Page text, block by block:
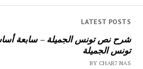
LATEST POSTS
شرح نص تونس الجميلة – سابعة
تونس الجميلة
BY CHAR7 NAS